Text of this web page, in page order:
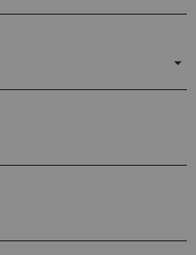
arrow_drop_down